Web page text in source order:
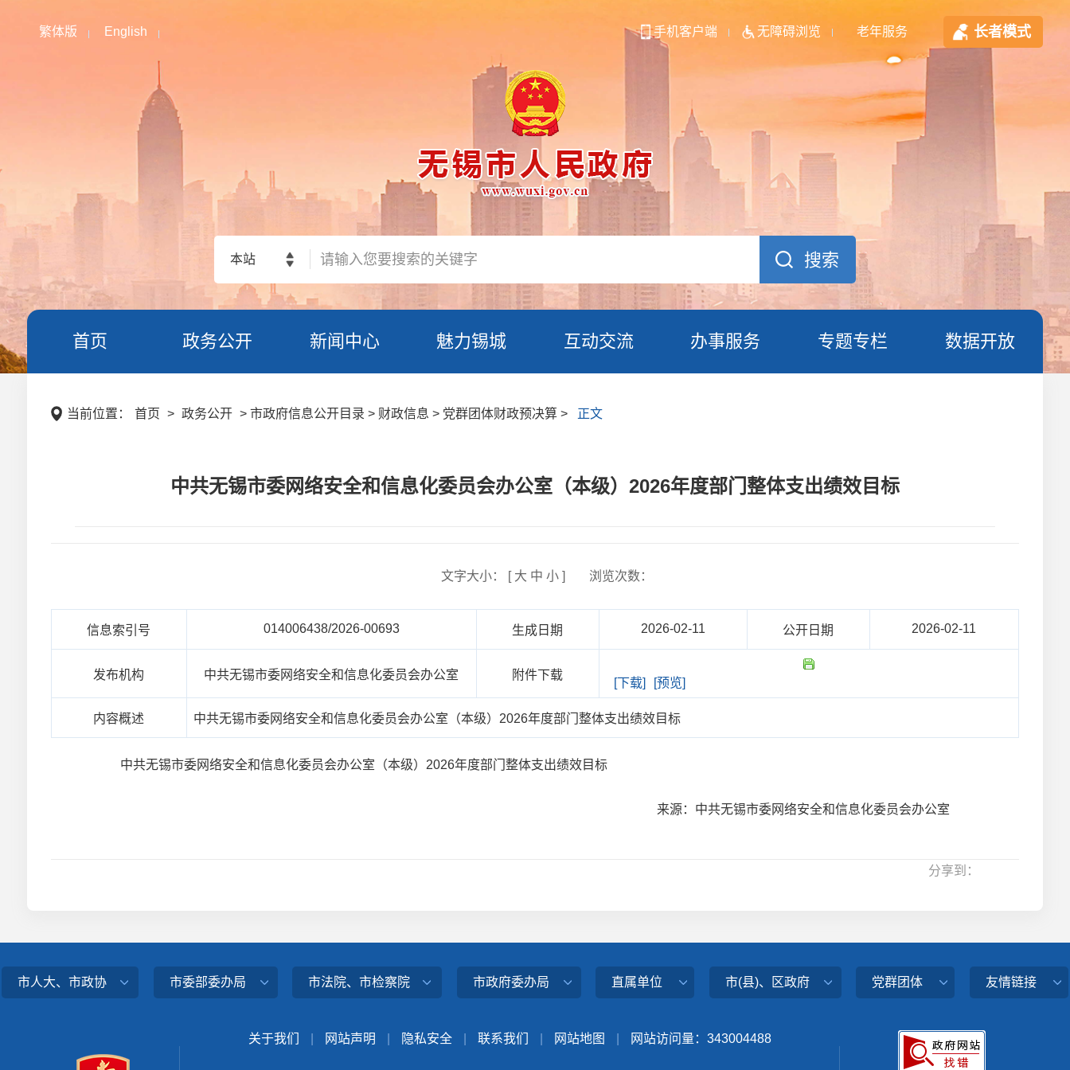
繁体版 English 手机客户端 无障碍浏览 老年服务 长者模式
本站
首页 政务公开 新闻中心 魅力锡城 互动交流 办事服务 专题专栏 数据开放
当前位置： 首页 > 政务公开 > 市政府信息公开目录 > 财政信息 > 党群团体财政预决算 > 正文
中共无锡市委网络安全和信息化委员会办公室（本级）2026年度部门整体支出绩效目标
文字大小： [ 大 中 小] 浏览次数：
信息索引号 014006438/2026-00693 生成日期 2026-02-11 公开日期 2026-02-11
发布机构 中共无锡市委网络安全和信息化委员会办公室 附件下载
[下载] [预览]
内容概述 中共无锡市委网络安全和信息化委员会办公室（本级）2026年度部门整体支出绩效目标
中共无锡市委网络安全和信息化委员会办公室（本级）2026年度部门整体支出绩效目标
来源：中共无锡市委网络安全和信息化委员会办公室
分享到：
市人大、市政协 市委部委办局 市法院、市检察院 市政府委办局 直属单位 市(县)、区政府 党群团体 友情链接
关于我们 网站声明 隐私安全 联系我们 网站地图 网站访问量： 343004488